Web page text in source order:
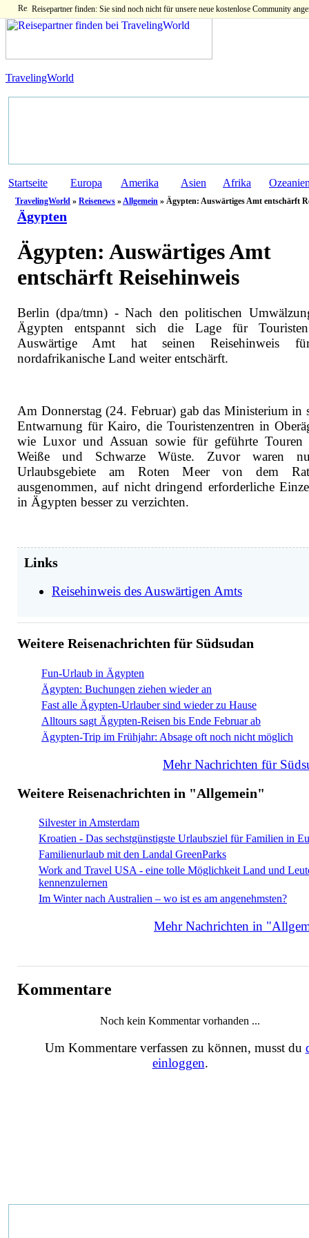
Reisepartner finden: Sie sind noch nicht für unsere neue kostenlose Community
TravelingWorld
Startseite Europa Amerika Asien Afrika
TravelingWorld » Reisenews »Allgemein » Ägypten: Auswärtiges Amt entschärft
Ägypten
Ägypten: Auswärtiges Amt
entschärft Reisehinweis
Berlin (dpa/tmn) - Nach den politischen
Ägypten entspannt sich die Lage für
Auswärtige Amt hat seinen Reisehinweis
nordafrikanische Land weiter entschärft.
Am Donnerstag (24. Februar) gab das Ministerium in
Entwarnung für Kairo, die Touristenzentren in
wie Luxor und Assuan sowie für geführte
Weiße und Schwarze Wüste. Zuvor waren
Urlaubsgebiete am Roten Meer von dem
ausgenommen, auf nicht dringend erforderliche
in Ägypten besser zu verzichten.
Links
Reisehinweis des Auswärtigen Amts
Weitere Reisenachrichten für Südsudan
Fun-Urlaub in Ägypten
Ägypten: Buchungen ziehen wieder an
Fast alle Ägypten-Urlauber sind wieder zu Hause
Alltours sagt Ägypten-Reisen bis Ende Februar ab
Ägypten-Trip im Frühjahr: Absage oft noch nicht möglich
Mehr Nachrichten für
Weitere Reisenachrichten in "Allgemein"
Silvester in Amsterdam
Kroatien - Das sechstgünstigste Urlaubsziel für Familien in
Familienurlaub mit den Landal GreenParks
Work and Travel USA - eine tolle Möglichkeit Land und
kennenzulernen
Im Winter nach Australien – wo ist es am angenehmsten?
Mehr Nachrichten in
Kommentare
Noch kein Kommentar vorhanden ...
Um Kommentare verfassen zu können, musst du
einloggen.